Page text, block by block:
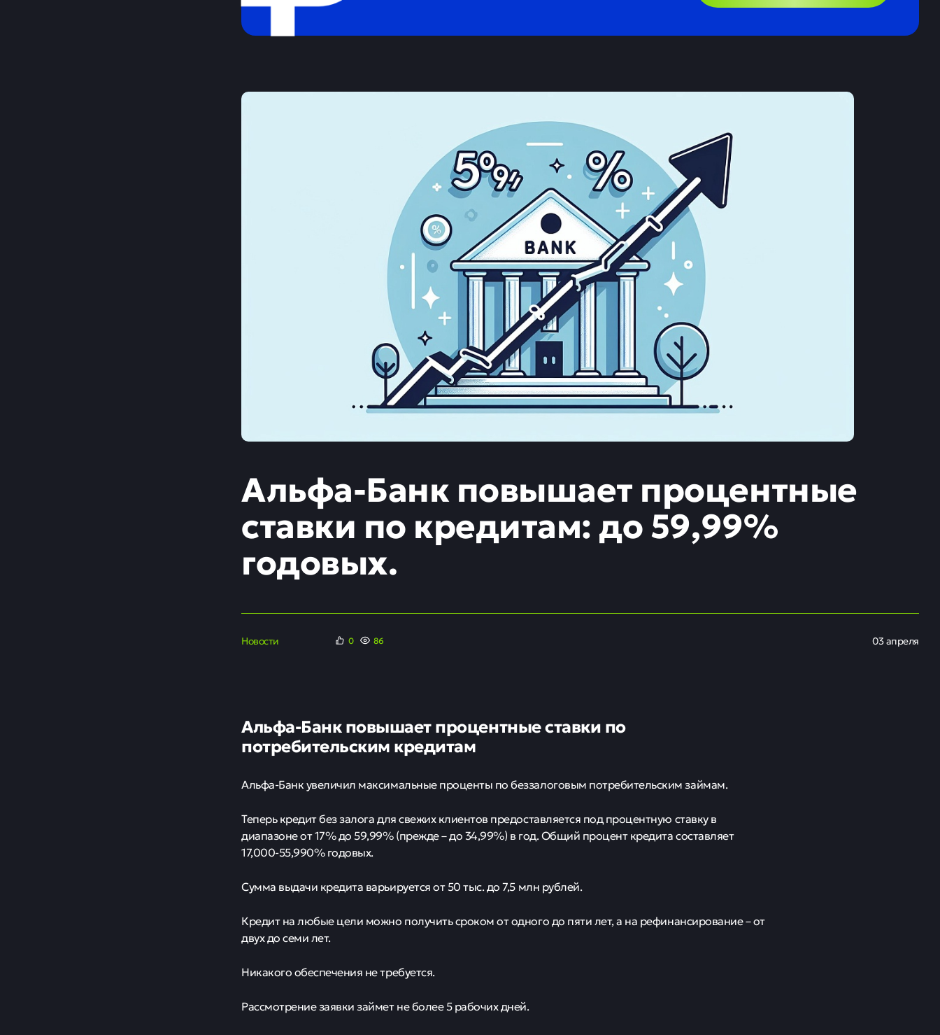
Альфа-Банк повышает процентные
ставки по кредитам: до 59,99%
годовых.
Новости 0 86 03 апреля
Альфа-Банк повышает процентные ставки по
потребительским кредитам
Альфа-Банк увеличил максимальные проценты по беззалоговым потребительским займам.
Теперь кредит без залога для свежих клиентов предоставляется под процентную ставку в
диапазоне от 17% до 59,99% (прежде – до 34,99%) в год. Общий процент кредита составляет
17,000-55,990% годовых.
Сумма выдачи кредита варьируется от 50 тыс. до 7,5 млн рублей.
Кредит на любые цели можно получить сроком от одного до пяти лет, а на рефинансирование – от
двух до семи лет.
Никакого обеспечения не требуется.
Рассмотрение заявки займет не более 5 рабочих дней.